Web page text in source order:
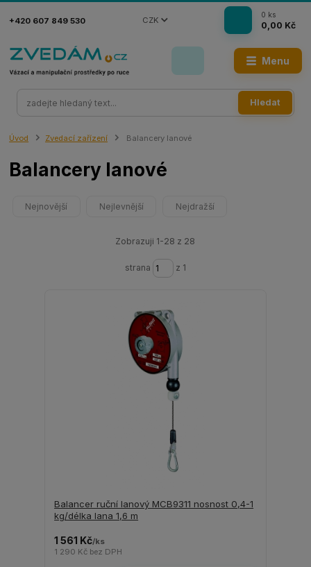
Menu
CZK
Hledat
+420 607 849 530
0 ks
0,00 Kč
Úvod Zvedací zařízení Balancery lanové
Balancery lanové
Nejnovější Nejlevnější Nejdražší
Zobrazuji 1-28 z 28
strana z 1
Balancer ruční lanový MCB9311 nosnost 0,4-1
kg/délka lana 1,6 m
1 561 Kč/ks
1 290 Kč bez DPH